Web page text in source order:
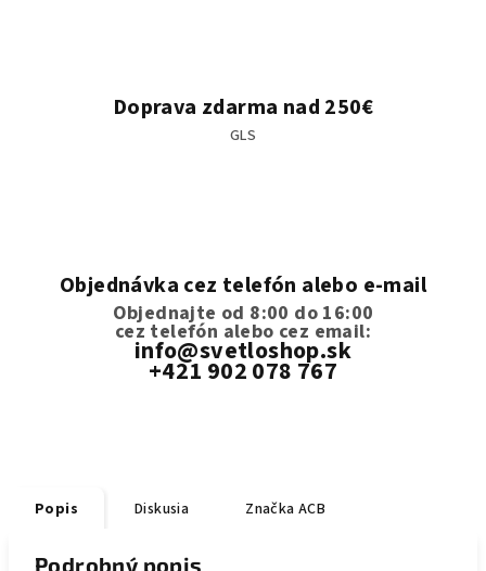
Doprava zdarma nad 250€
GLS
Objednávka cez telefón alebo e-mail
Objednajte od 8:00 do 16:00
cez telefón alebo cez email:
info@svetloshop.sk
+421 902 078 767
Popis Diskusia Značka ACB
Podrobný popis